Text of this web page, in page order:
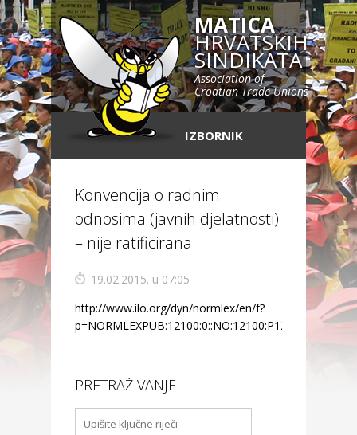
MATICA
HRVATSKIH
SINDIKATA
Association of
Croatian Trade Unions
IZBORNIK
Konvencija o radnim
odnosima (javnih djelatnosti)
– nije ratificirana
19.02.2015. u 07:05
http://www.ilo.org/dyn/normlex/en/f?
PRETRAŽIVANJE